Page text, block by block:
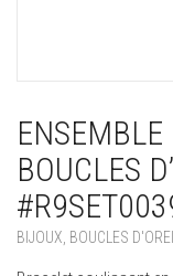
ENSEMBLE
BOUCLES
BIJOUX BOUCLES